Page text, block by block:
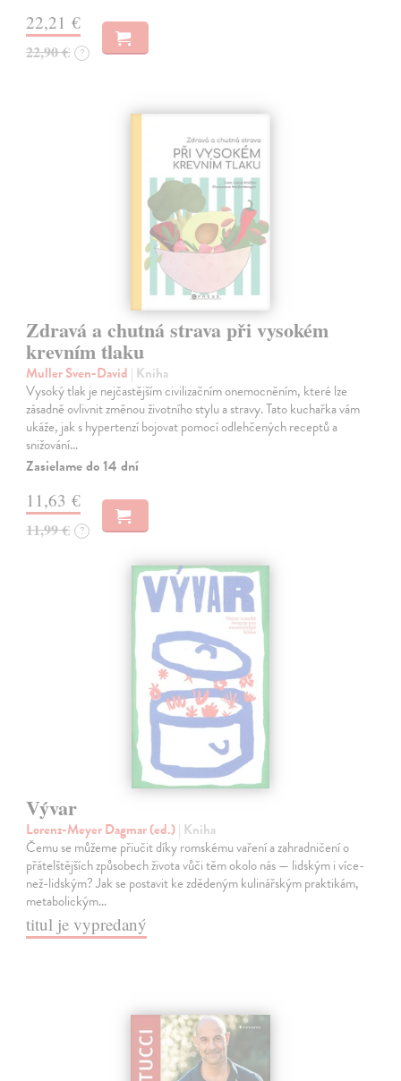
22,21 €
22,90 € ?
Zdravá a chutná strava při vysokém
krevním tlaku
Muller Sven-David | Kniha
Vysoký tlak je nejčastějším civilizačním onemocněním, které lze
zásadně ovlivnit změnou životního stylu a stravy. Tato kuchařka vám
ukáže, jak s hypertenzí bojovat pomocí odlehčených receptů a
snižování…
Zasielame do 14 dní
11,63 €
11,99 € ?
Vývar
Lorenz-Meyer Dagmar (ed.)| Kniha
Čemu se můžeme přiučit díky romskému vaření a zahradničení o
přátelštějších způsobech života vůči těm okolo nás — lidským i více-
než-lidským? Jak se postavit ke zdědeným kulinářským praktikám,
metabolickým…
titul je vypredaný